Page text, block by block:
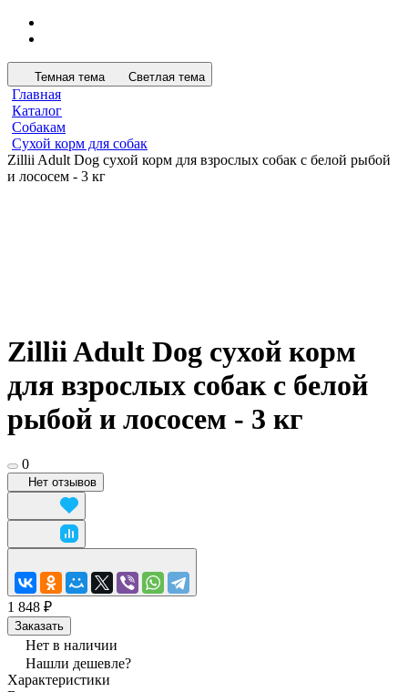
Темная тема Светлая тема
Главная
Каталог
Собакам
Сухой корм для собак
Zillii Adult Dog сухой корм для взрослых собак с белой рыбой
и лососем - 3 кг
Zillii Adult Dog сухой корм
для взрослых собак с белой
рыбой и лососем - 3 кг
0
Нет отзывов
1 848 ₽
Заказать
Нет в наличии
Нашли дешевле?
Характеристики